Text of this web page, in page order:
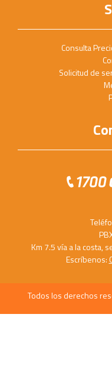
Consulta
Solicitud de
Km 7.5 vía a la costa,
Escríbenos:
Todos los derechos